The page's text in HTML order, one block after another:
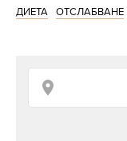
ДИЕТА
ОТСЛАБВАНЕ